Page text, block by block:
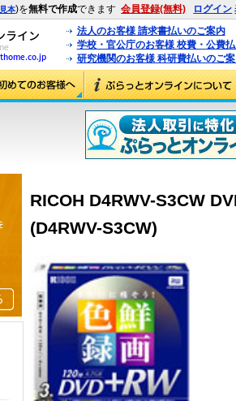
見本)を無料で作成できます 会員登録(無料) ログイン
法人のお客様 請求書払いのご案内
学校・官公庁のお客様 校費・公費
研究機関のお客様 科研費払いのご
RICOH D4RWV-S3CW
(D4RWV-S3CW)